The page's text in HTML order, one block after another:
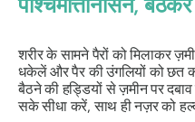
शरीर के सामने पैरों को मिलाकर
धकेलें और पैर की उंगलियों को छत
बैठने की हड्डियों से ज़मीन पर
सके सीधा करें, साथ ही नज़र को